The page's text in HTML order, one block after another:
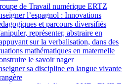
de Travail numérique ERTZ
l’espagnol : Innovations
et parcours diversifiés
représenter, abstraire en
sur la verbalisation, dans des
mathématiques en maternelle
le savoir nager
sa discipline en langue vivante